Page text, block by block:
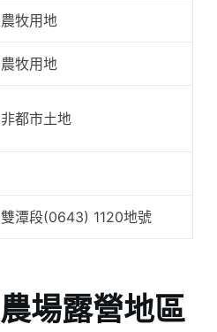
農牧用地
農牧用地
非都市土地
雙潭段(0643) 1120地號
場露營地區